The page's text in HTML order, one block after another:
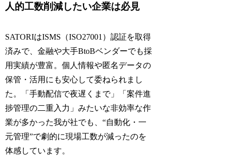
人的工数削減したい企業は必見
SATORIはISMS（ISO27001）認証を取得
済みで、金融や大手BtoBベンダーでも採
用実績が豊富。個人情報や匿名データの
保管・活用にも安心して委ねられまし
た。「手動配信で夜遅くまで」「案件進
捗管理の二重入力」みたいな非効率な作
業が多かった我が社でも、“自動化・一
元管理”で劇的に現場工数が減ったのを
体感しています。